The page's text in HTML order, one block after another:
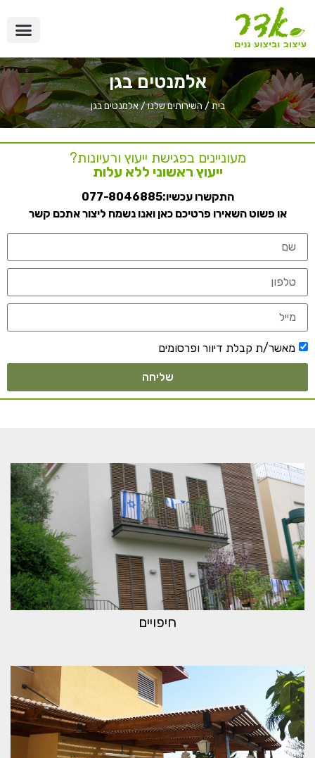
אלמנטים בגן
בית/השירותים שלנו/אלמנטים בגן
מעוניינים בפגישת ייעוץ ורעיונות?
ייעוץ ראשוני ללא עלות
התקשרו עכשיו:077-8046885
או פשוט השאירו פרטיכם כאן ואנו נשמח ליצור אתכם קשר
מאשר/ת קבלת דיוור ופרסומים
שליחה
חיפויים